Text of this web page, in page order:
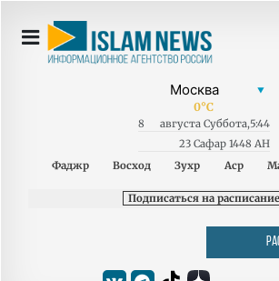
0°C
8 августа Суббота,5:44
23 Сафар 1448 AH
Фаджр
Восход Зухр Аср
Подписаться на расписание